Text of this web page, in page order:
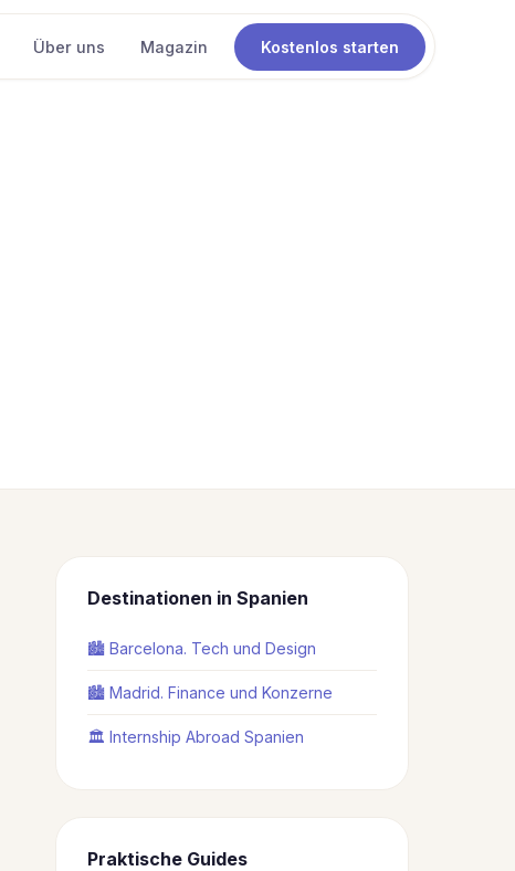
Über uns Magazin Kostenlos starten
Destinationen in Spanien
🏙️ Barcelona. Tech und Design
🏙️ Madrid. Finance und Konzerne
🏛️ Internship Abroad Spanien
Praktische Guides